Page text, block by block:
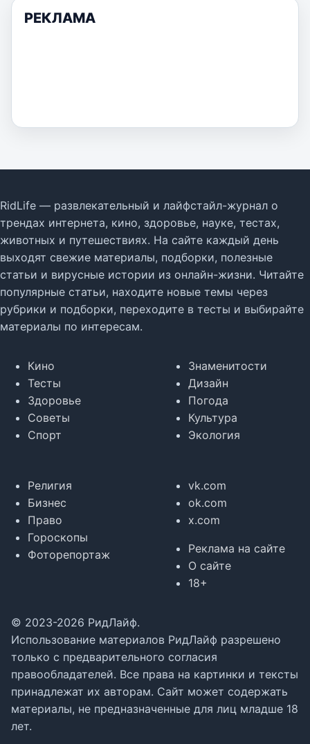
РЕКЛАМА
RidLife — развлекательный и лайфстайл-журнал о
трендах интернета, кино, здоровье, науке, тестах,
животных и путешествиях. На сайте каждый день
выходят свежие материалы, подборки, полезные
статьи и вирусные истории из онлайн-жизни. Читайте
популярные статьи, находите новые темы через
рубрики и подборки, переходите в тесты и выбирайте
материалы по интересам.
Кино
Тесты
Здоровье
Советы
Спорт
Знаменитости
Дизайн
Погода
Культура
Экология
Религия
Бизнес
Право
Гороскопы
Фоторепортаж
vk.com
ok.com
x.com
Реклама на сайте
О сайте
18+
© 2023-2026 РидЛайф.
Использование материалов РидЛайф разрешено
только с предварительного согласия
правообладателей. Все права на картинки и тексты
принадлежат их авторам. Сайт может содержать
материалы, не предназначенные для лиц младше 18
лет.